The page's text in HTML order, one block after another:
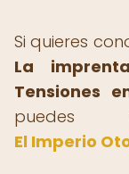
Si quieres
La
Tensiones
puedes
El Imperio